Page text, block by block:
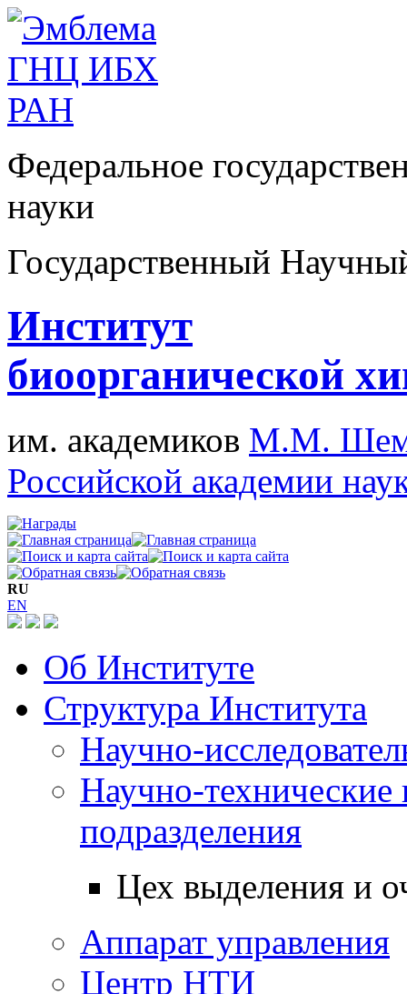
Федеральное
науки
Государственный
Институт
биоорганической
им. академиков М.М.
Российской академии
RU
EN
Об Институте
Структура Института
Научно-
Научно-технические
подразделения
Цех выделения и
Аппарат управления
Центр НТИ